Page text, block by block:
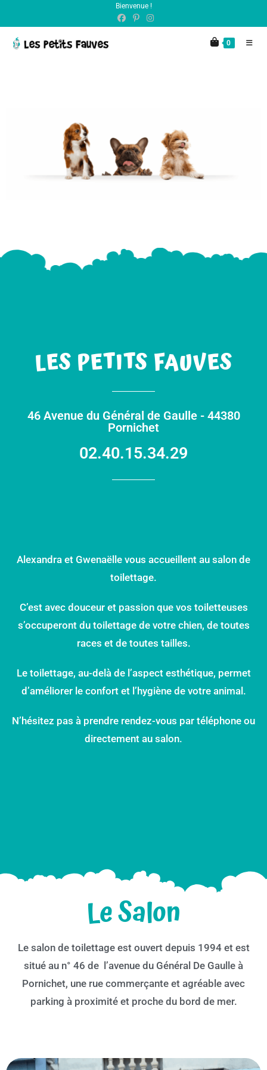
Bienvenue !
0
LES PETITS FAUVES
46 Avenue du Général de Gaulle - 44380
Pornichet
02.40.15.34.29
Alexandra et Gwenaëlle vous accueillent au salon de
toilettage.
C’est avec douceur et passion que vos toiletteuses
s’occuperont du toilettage de votre chien, de toutes
races et de toutes tailles.
Le toilettage, au-delà de l’aspect esthétique, permet
d’améliorer le confort et l’hygiène de votre animal.
N’hésitez pas à prendre rendez-vous par téléphone ou
directement au salon.
Le Salon
Le salon de toilettage est ouvert depuis 1994 et est
situé au n° 46 de l’avenue du Général De Gaulle à
Pornichet, une rue commerçante et agréable avec
parking à proximité et proche du bord de mer.